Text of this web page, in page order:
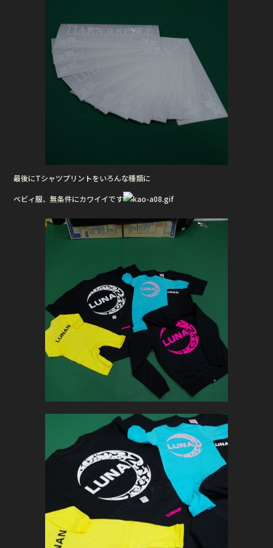
最後にTシャツプリントをいろんな種類に
ベビィ服、無条件にカワイイです